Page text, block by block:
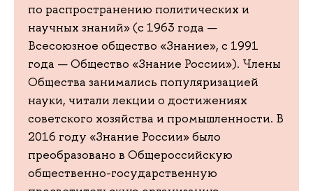
по распространению политических и
научных знаний» (с 1963 года —
Всесоюзное общество «Знание», с 1991
года — Общество «Знание России»). Члены
Общества занимались популяризацией
науки, читали лекции о достижениях
советского хозяйства и промышленности. В
2016 году «Знание России» было
преобразовано в Общероссийскую
общественно-государственную